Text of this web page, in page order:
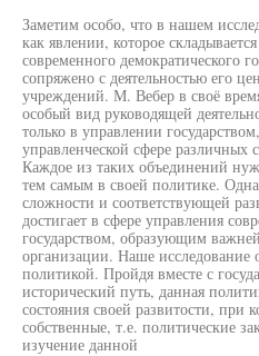
Заметим особо, что в нашем
как явлении, которое
современного демократического
сопряжено с деятельностью его
учреждений. М. Вебер в своё
особый вид руководящей
только в управлении
управленческой сфере различных
Каждое из таких объединений
тем самым в своей политике.
сложности и соответствующей
достигает в сфере управления
государством, образующим
организации. Наше исследование
политикой. Пройдя вместе с
исторический путь, данная
состояния своей развитости, при
собственные, т.е. политические
изучение данной